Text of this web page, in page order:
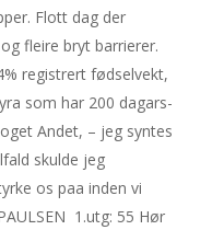
Flott dag der
fleire bryt barrierer.
registrert fødselvekt,
som har 200 dagars-
Andet, – jeg syntes
skulde jeg
os paa inden vi
1.utg: 55 Hør